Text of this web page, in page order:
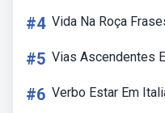
#4 Vida Na Roça
#5 Vias Ascendentes
#6 Verbo Estar Em